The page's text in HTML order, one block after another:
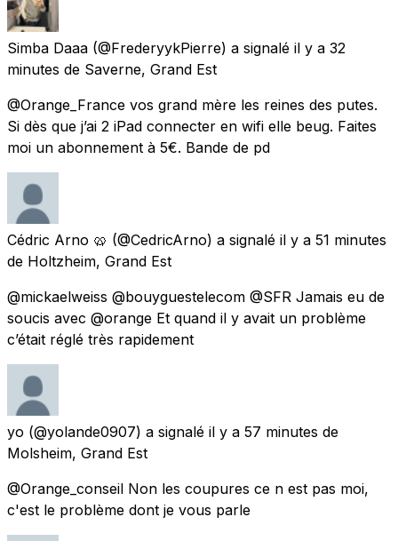
Simba Daaa (@FrederyykPierre) a signalé il y a 32
minutes de Saverne, Grand Est
@Orange_France vos grand mère les reines des putes.
Si dès que j’ai 2 iPad connecter en wifi elle beug. Faites
moi un abonnement à 5€. Bande de pd
Cédric Arno 🥨 (@CedricArno) a signalé il y a 51 minutes
de Holtzheim, Grand Est
@mickaelweiss @bouyguestelecom @SFR Jamais eu de
soucis avec @orange Et quand il y avait un problème
c’était réglé très rapidement
yo (@yolande0907) a signalé il y a 57 minutes de
Molsheim, Grand Est
@Orange_conseil Non les coupures ce n est pas moi,
c'est le problème dont je vous parle